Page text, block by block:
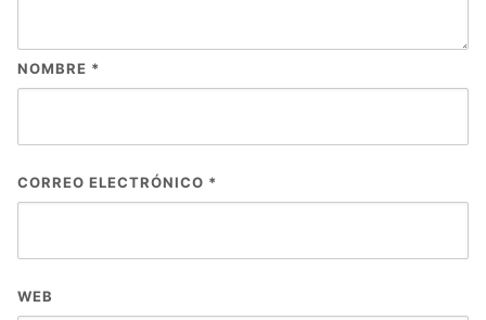
NOMBRE *
CORREO ELECTRÓNICO *
WEB